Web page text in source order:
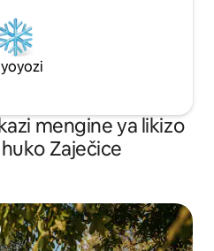
mengine ya likizo
Zaječice